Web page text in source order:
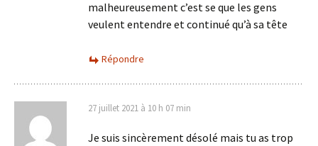
malheureusement c’est se que les gens
veulent entendre et continué qu’à sa tête
Répondre
27 juillet 2021 à 10 h 07 min
Je suis sincèrement désolé mais tu as trop